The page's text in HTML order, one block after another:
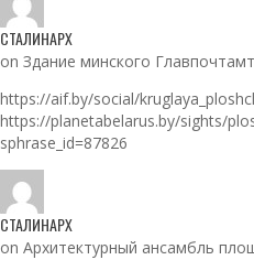
СТАЛИНАРХ
on Здание минского
https://aif.by/social/
https://planetabelarus.by/sights/
sphrase_id=87826
СТАЛИНАРХ
on Архитектурный ансамбль